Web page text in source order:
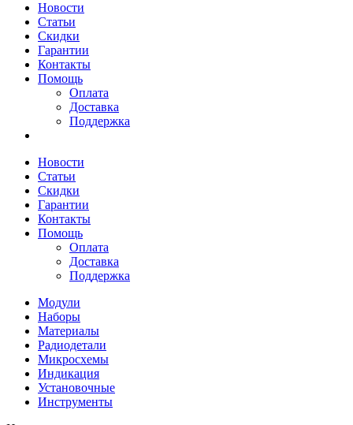
Новости
Статьи
Скидки
Гарантии
Контакты
Помощь
Оплата
Доставка
Поддержка
Новости
Статьи
Скидки
Гарантии
Контакты
Помощь
Оплата
Доставка
Поддержка
Модули
Наборы
Материалы
Радиодетали
Микросхемы
Индикация
Установочные
Инструменты